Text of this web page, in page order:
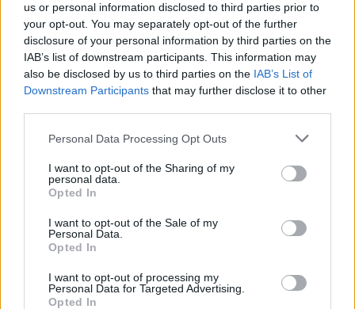
us or personal information disclosed to third parties prior to
your opt-out. You may separately opt-out of the further
disclosure of your personal information by third parties on the
IAB’s list of downstream participants. This information may
also be disclosed by us to third parties on the IAB’s List of
Downstream Participants that may further disclose it to other
Personal Data Processing Opt Outs
I want to opt-out of the Sharing of my
personal data.
Opted In
I want to opt-out of the Sale of my
Personal Data.
Opted In
I want to opt-out of processing my
Personal Data for Targeted Advertising.
Opted In
22:30
Αυτές είναι οι πιο επικίνδυνες εβδομάδες για μεγάλες
πυρκαγιές
22:21
Χρήστος Δάντης: «Δεν περίμενα την αχαριστία, 22 χρόνια
έγραψα αυτό το τραγούδι»
Ξεκινούν τα δοκιμαστικά δρομολόγια της επέκτασης του
22:05
πάνω από 2 εκατ. ευρώ